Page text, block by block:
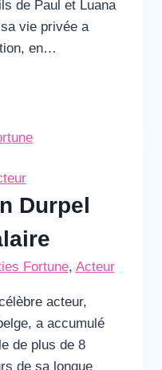
de Paul et Luana
vie privée a
en…
Durpel
Fortune, Acteur
acteur,
a accumulé
de plus de 8
de sa longue